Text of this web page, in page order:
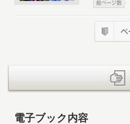
電子ブック内容